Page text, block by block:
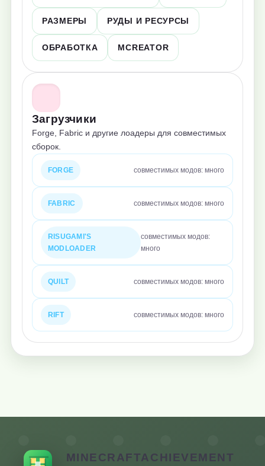
РАЗМЕРЫ РУДЫ И РЕСУРСЫ
ОБРАБОТКА MCREATOR
Загрузчики
Forge, Fabric и другие лоадеры для совместимых
сборок.
FORGE совместимых модов: много
FABRIC совместимых модов: много
RISUGAMI'S
MODLOADER
совместимых модов:
много
QUILT совместимых модов: много
RIFT совместимых модов: много
MINECRAFTACHIEVEMENT